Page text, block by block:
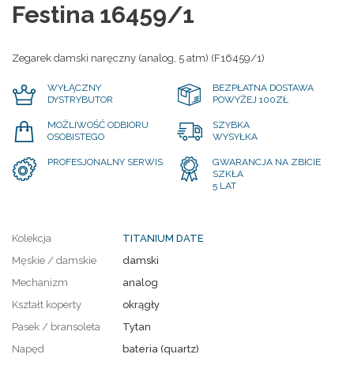
Festina 16459/1
Zegarek damski naręczny (analog, 5 atm) (F16459/1)
WYŁĄCZNY
DYSTRYBUTOR
BEZPŁATNA DOSTAWA
POWYŻEJ 100ZŁ
MOŻLIWOŚĆ ODBIORU
OSOBISTEGO
SZYBKA
WYSYŁKA
PROFESJONALNY SERWIS
GWARANCJA NA ZBICIE
SZKŁA
5 LAT
Kolekcja
TITANIUM DATE
Męskie / damskie
damski
Mechanizm
analog
Kształt koperty
okrągły
Pasek / bransoleta
Tytan
Napęd
bateria (quartz)